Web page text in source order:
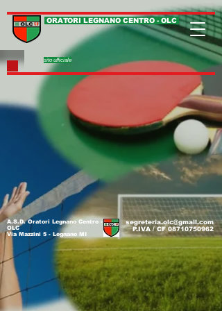
ORATORI LEGNANO CENTRO - OLC
sito ufficiale
A.S.D. Oratori Legnano Centro -
OLC
Via Mazzini 5 - Legnano MI
segreteria.olc@gmail.com
P.IVA / CF 08710750962